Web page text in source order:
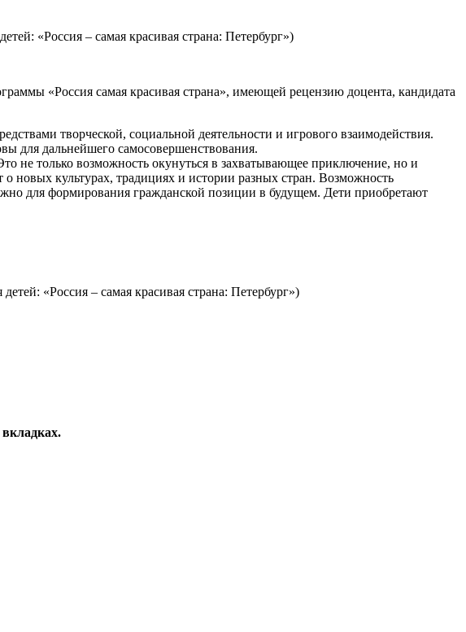
«Россия – самая красивая страна: Петербург»)
«Россия самая красивая страна», имеющей рецензию доцента, кандидата
творческой, социальной деятельности и игрового взаимодействия.
для дальнейшего самосовершенствования.
не только возможность окунуться в захватывающее приключение, но и
новых культурах, традициях и истории разных стран. Возможность
для формирования гражданской позиции в будущем. Дети приобретают
«Россия – самая красивая страна: Петербург»)